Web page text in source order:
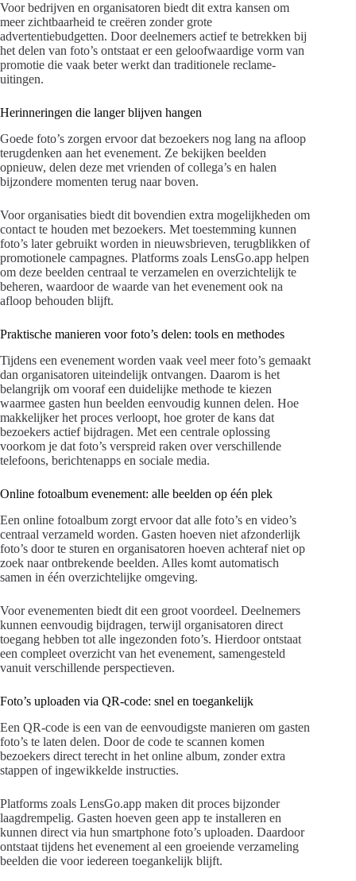
Voor bedrijven en organisatoren biedt dit extra kansen om
meer zichtbaarheid te creëren zonder grote
advertentiebudgetten. Door deelnemers actief te betrekken bij
het delen van foto’s ontstaat er een geloofwaardige vorm van
promotie die vaak beter werkt dan traditionele reclame-
uitingen.
Herinneringen die langer blijven hangen
Goede foto’s zorgen ervoor dat bezoekers nog lang na afloop
terugdenken aan het evenement. Ze bekijken beelden
opnieuw, delen deze met vrienden of collega’s en halen
bijzondere momenten terug naar boven.
Voor organisaties biedt dit bovendien extra mogelijkheden om
contact te houden met bezoekers. Met toestemming kunnen
foto’s later gebruikt worden in nieuwsbrieven, terugblikken of
promotionele campagnes. Platforms zoals LensGo.app helpen
om deze beelden centraal te verzamelen en overzichtelijk te
beheren, waardoor de waarde van het evenement ook na
afloop behouden blijft.
Praktische manieren voor foto’s delen: tools en methodes
Tijdens een evenement worden vaak veel meer foto’s gemaakt
dan organisatoren uiteindelijk ontvangen. Daarom is het
belangrijk om vooraf een duidelijke methode te kiezen
waarmee gasten hun beelden eenvoudig kunnen delen. Hoe
makkelijker het proces verloopt, hoe groter de kans dat
bezoekers actief bijdragen. Met een centrale oplossing
voorkom je dat foto’s verspreid raken over verschillende
telefoons, berichtenapps en sociale media.
Online fotoalbum evenement: alle beelden op één plek
Een online fotoalbum zorgt ervoor dat alle foto’s en video’s
centraal verzameld worden. Gasten hoeven niet afzonderlijk
foto’s door te sturen en organisatoren hoeven achteraf niet op
zoek naar ontbrekende beelden. Alles komt automatisch
samen in één overzichtelijke omgeving.
Voor evenementen biedt dit een groot voordeel. Deelnemers
kunnen eenvoudig bijdragen, terwijl organisatoren direct
toegang hebben tot alle ingezonden foto’s. Hierdoor ontstaat
een compleet overzicht van het evenement, samengesteld
vanuit verschillende perspectieven.
Foto’s uploaden via QR-code: snel en toegankelijk
Een QR-code is een van de eenvoudigste manieren om gasten
foto’s te laten delen. Door de code te scannen komen
bezoekers direct terecht in het online album, zonder extra
stappen of ingewikkelde instructies.
Platforms zoals LensGo.app maken dit proces bijzonder
laagdrempelig. Gasten hoeven geen app te installeren en
kunnen direct via hun smartphone foto’s uploaden. Daardoor
ontstaat tijdens het evenement al een groeiende verzameling
beelden die voor iedereen toegankelijk blijft.